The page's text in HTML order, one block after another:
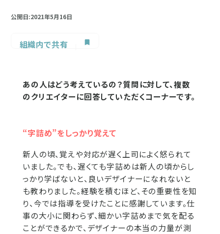
公開日:2021年5月16日
組織内で共有
あの人はどう考えているの？質問に対して、複数
のクリエイターに回答していただくコーナーです。
“字詰め”をしっかり覚えて
新人の頃、覚えや対応が遅く上司によく怒られて
いました。でも、遅くても字詰めは新人の頃からし
っかり学ばないと、良いデザイナーになれないと
も教わりました。経験を積むほど、その重要性を知
り、今では指導を受けたことに感謝しています。仕
事の大小に関わらず、細かい字詰めまで気を配る
ことができるかで、デザイナーの本当の力量が測